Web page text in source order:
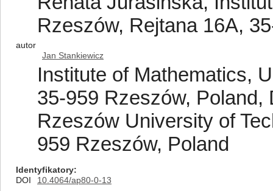
Rzeszów, Rejtana 16A,
autor
Jan Stankiewicz
Institute of Mathematics,
35-959 Rzeszów,
Rzeszów University of
959 Rzeszów, Poland
Identyfikatory
DOI
10.4064/ap80-0-13